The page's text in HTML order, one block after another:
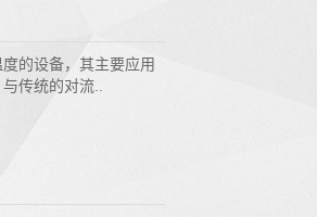
的设备，其主要应用
传统的对流..